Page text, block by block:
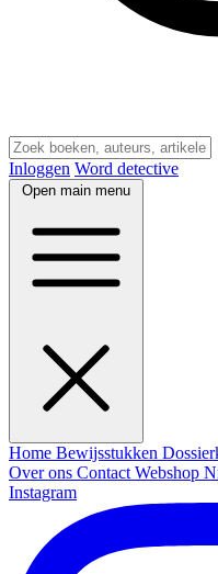
Inloggen Word detective
Open main menu
Home Bewijsstukken
Over ons Contact Webshop
Instagram